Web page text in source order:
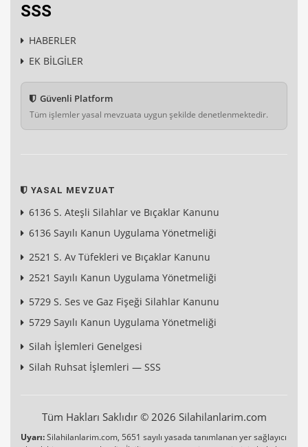
SSS
HABERLER
EK BİLGİLER
Güvenli Platform
Tüm işlemler yasal mevzuata uygun şekilde denetlenmektedir.
YASAL MEVZUAT
6136 S. Ateşli Silahlar ve Bıçaklar Kanunu
6136 Sayılı Kanun Uygulama Yönetmeliği
2521 S. Av Tüfekleri ve Bıçaklar Kanunu
2521 Sayılı Kanun Uygulama Yönetmeliği
5729 S. Ses ve Gaz Fişeği Silahlar Kanunu
5729 Sayılı Kanun Uygulama Yönetmeliği
Silah İşlemleri Genelgesi
Silah Ruhsat İşlemleri — SSS
Tüm Hakları Saklıdır © 2026 Silahilanlarim.com
Uyarı:Silahilanlarim.com, 5651 sayılı yasada tanımlanan yer sağlayıcı